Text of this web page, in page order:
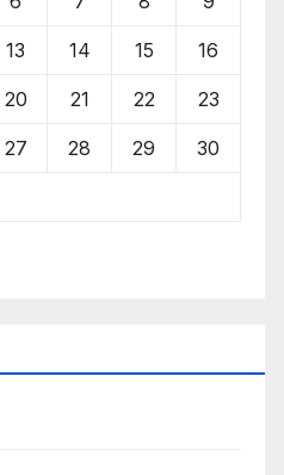
13 14 15 16
20 21 22 23
27 28 29 30